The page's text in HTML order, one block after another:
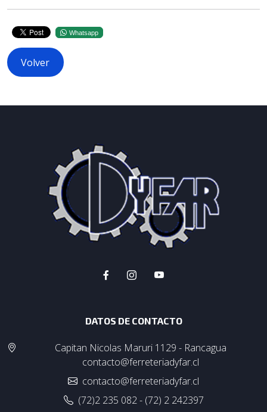
Whatsapp
Volver
DATOS DE CONTACTO
Capitan Nicolas Maruri 1129 - Rancagua
contacto@ferreteriadyfar.cl
contacto@ferreteriadyfar.cl
(72)2 235 082 - (72) 2 242397